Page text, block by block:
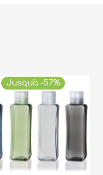
Jusqu'à -57%